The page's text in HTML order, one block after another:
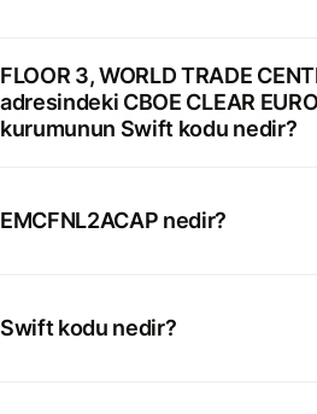
FLOOR 3, WORLD TRADE
adresindeki CBOE CLEAR
kurumunun Swift kodu nedir?
EMCFNL2ACAP nedir?
Swift kodu nedir?